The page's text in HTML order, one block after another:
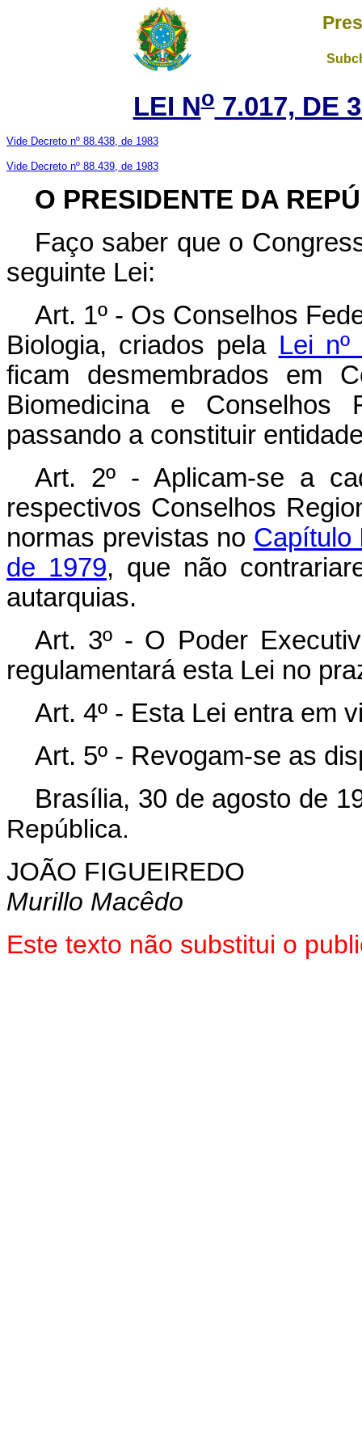
LEI No7.017, DE
Vide Decreto nº 88.438, de 1983
Vide Decreto nº 88.439, de 1983
O PRESIDENTE DA
Faço saber que o
seguinte Lei:
Art. 1º - Os Conselhos
Biologia, criados pela Lei
ficam desmembrados em
Biomedicina e Conselhos
passando a constituir
Art. 2º - Aplicam-se a
respectivos Conselhos
normas previstas no Capítulo
de 1979, que não
autarquias.
Art. 3º - O Poder
regulamentará esta Lei no
Art. 4º - Esta Lei entra em
Art. 5º - Revogam-se as
Brasília, 30 de agosto de
República.
JOÃO FIGUEIREDO
Murillo Macêdo
Este texto não substitui o